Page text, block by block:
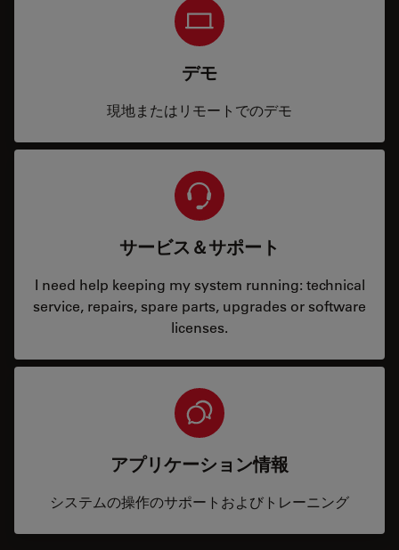
デモ
現地またはリモートでのデモ
サービス＆サポート
I need help keeping my system running: technical
service, repairs, spare parts, upgrades or software
licenses.
アプリケーション情報
システムの操作のサポートおよびトレーニング